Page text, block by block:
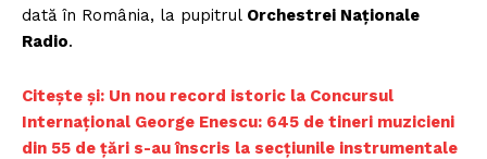
dată în România, la pupitrul Orchestrei Naționale
Radio.
Citește și: Un nou record istoric la Concursul
Internațional George Enescu: 645 de tineri muzicieni
din 55 de țări s-au înscris la secțiunile instrumentale